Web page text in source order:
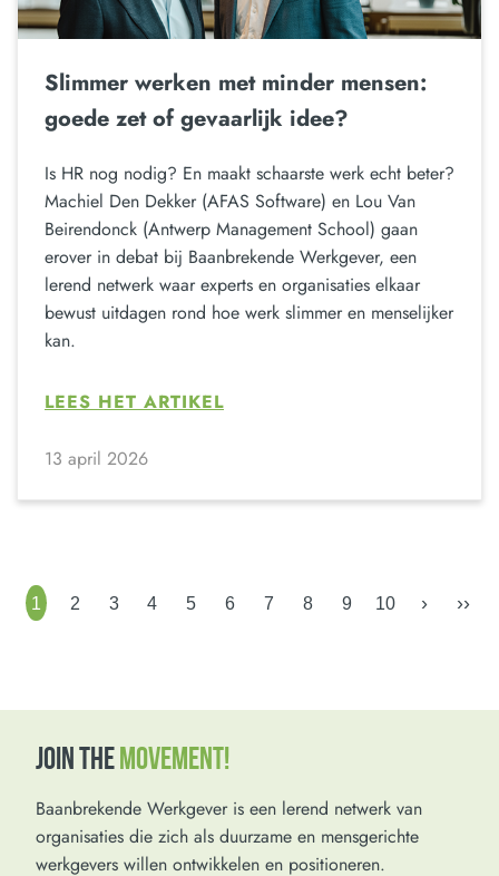
Slimmer werken met minder mensen:
goede zet of gevaarlijk idee?
Is HR nog nodig? En maakt schaarste werk echt beter?
Machiel Den Dekker (AFAS Software) en Lou Van
Beirendonck (Antwerp Management School) gaan
erover in debat bij Baanbrekende Werkgever, een
lerend netwerk waar experts en organisaties elkaar
bewust uitdagen rond hoe werk slimmer en menselijker
kan.
LEES HET ARTIKEL
13 april 2026
1 2 3 4 5 6 7 8 9 10 › ››
JOIN THEMOVEMENT!
Baanbrekende Werkgever is een lerend netwerk van
organisaties die zich als duurzame en mensgerichte
werkgevers willen ontwikkelen en positioneren.